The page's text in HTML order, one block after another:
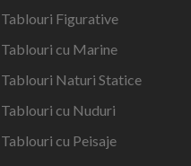
Tablouri Figurative
Tablouri cu Marine
Tablouri Naturi Statice
Tablouri cu Nuduri
Tablouri cu Peisaje